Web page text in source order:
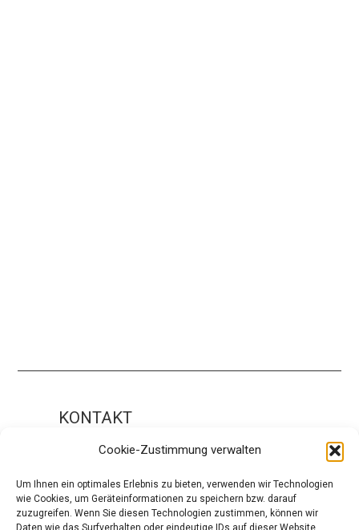
Cookie-Zustimmung verwalten
Um Ihnen ein optimales Erlebnis zu bieten, verwenden wir Technologien
wie Cookies, um Geräteinformationen zu speichern bzw. darauf
zuzugreifen. Wenn Sie diesen Technologien zustimmen, können wir
Daten wie das Surfverhalten oder eindeutige IDs auf dieser Website
KONTAKT
Impressum
ÜBER UNS
Die Redaktion